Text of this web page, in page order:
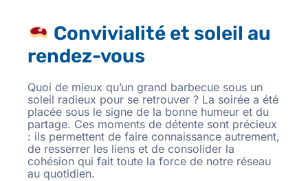
Convivialité et soleil au
rendez-vous
Quoi de mieux qu’un grand barbecue sous un
soleil radieux pour se retrouver ? La soirée a été
placée sous le signe de la bonne humeur et du
partage. Ces moments de détente sont précieux
: ils permettent de faire connaissance autrement,
de resserrer les liens et de consolider la
cohésion qui fait toute la force de notre réseau
au quotidien.